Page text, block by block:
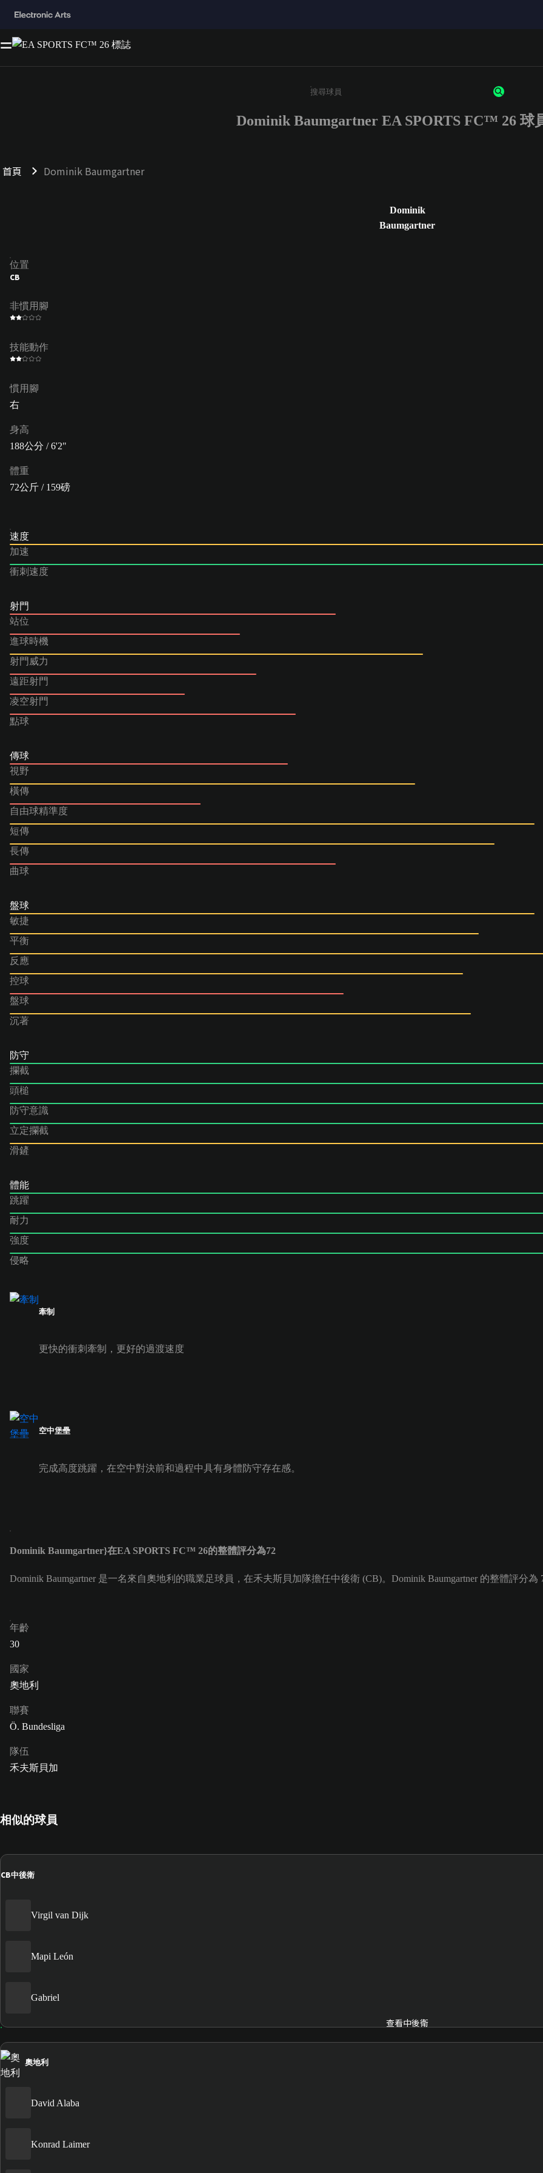
請輸入至少 3 個字元或數字
Dominik Baumgartner EA SPORTS FC™ 26 球
首頁 Dominik Baumgartner
Dominik
Baumgartner
位置
CB
非慣用腳
技能動作
慣用腳
右
身高
188公分 / 6'2"
體重
72公斤 / 159磅
速度
加速
衝刺速度
射門
站位
進球時機
射門威力
遠距射門
凌空射門
點球
傳球
視野
橫傳
自由球精準度
短傳
長傳
曲球
盤球
敏捷
平衡
反應
控球
盤球
沉著
防守
攔截
頭槌
防守意識
立定攔截
滑鏟
體能
跳躍
耐力
強度
侵略
牽制
更快的衝刺牽制，更好的過渡速度
空中堡壘
完成高度跳躍，在空中對決前和過程中具有身體防守存在感。
Dominik Baumgartner}在EA SPORTS FC™ 26的整體評分為72
Dominik Baumgartner 是一名來自奧地利的職業足球員，在禾夫斯貝加隊擔任中後衛 (CB)。Dominik Baumgartner 的整體評分為
年齡
30
國家
奧地利
聯賽
Ö. Bundesliga
隊伍
禾夫斯貝加
相似的球員
CB中後衛
Virgil van Dijk
Mapi León
Gabriel
查看中後衛
奧地利
David Alaba
Konrad Laimer